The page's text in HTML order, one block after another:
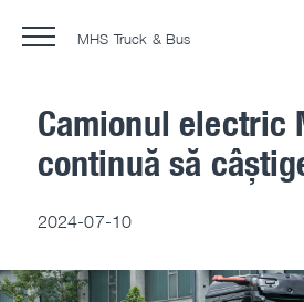
MHS Truck & Bus
Camionul electric
continuă să
2024-07-10
Contractele de service MAN